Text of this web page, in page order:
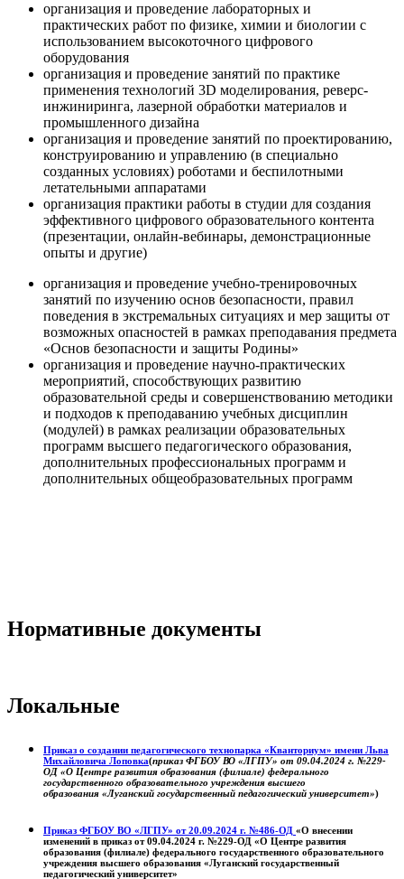
организация и проведение лабораторных и
практических работ по физике, химии и биологии с
использованием высокоточного цифрового
оборудования
организация и проведение занятий по практике
применения технологий 3D моделирования, реверс-
инжиниринга, лазерной обработки материалов и
промышленного дизайна
организация и проведение занятий по проектированию,
конструированию и управлению (в специально
созданных условиях) роботами и беспилотными
летательными аппаратами
организация практики работы в студии для создания
эффективного цифрового образовательного контента
(презентации, онлайн-вебинары, демонстрационные
опыты и другие)
организация и проведение учебно-тренировочных
занятий по изучению основ безопасности, правил
поведения в экстремальных ситуациях и мер защиты от
возможных опасностей в рамках преподавания предмета
«Основ безопасности и защиты Родины»
организация и проведение научно-практических
мероприятий, способствующих развитию
образовательной среды и совершенствованию методики
и подходов к преподаванию учебных дисциплин
(модулей) в рамках реализации образовательных
программ высшего педагогического образования,
дополнительных профессиональных программ и
дополнительных общеобразовательных программ
Нормативные документы
Локальные
Приказ о создании педагогического технопарка «Кванториум» имени Льва
Михайловича Лоповка(приказ ФГБОУ ВО «ЛГПУ» от 09.04.2024 г. №229-
ОД «О Центре развития образования (филиале) федерального
государственного образовательного учреждения высшего
образования «Луганский государственный педагогический университет»)
Приказ ФГБОУ ВО «ЛГПУ» от 20.09.2024 г. №486-ОД «О внесении
изменений в приказ от 09.04.2024 г. №229-ОД «О Центре развития
образования (филиале) федерального государственного образовательного
учреждения высшего образования «Луганский государственный
педагогический университет»